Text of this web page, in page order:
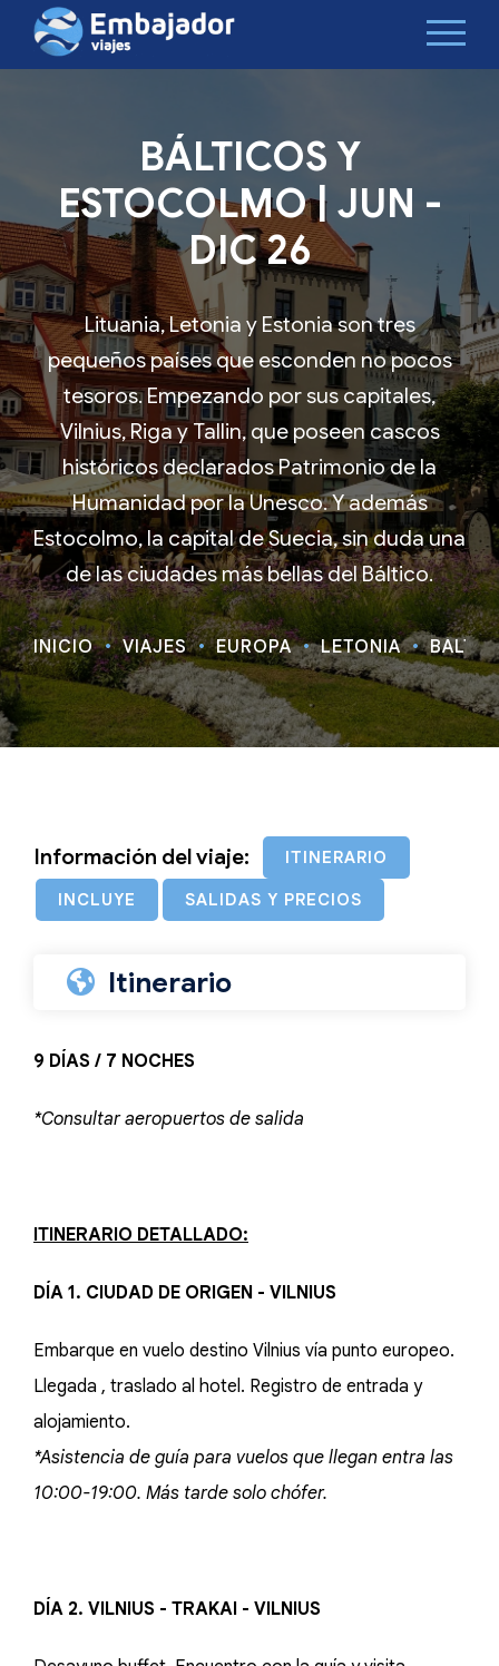
BÁLTICOS Y
ESTOCOLMO | JUN -
DIC 26
Lituania, Letonia y Estonia son tres
pequeños países que esconden no pocos
tesoros. Empezando por sus capitales,
Vilnius, Riga y Tallin, que poseen cascos
históricos declarados Patrimonio de la
Humanidad por la Unesco. Y además
Estocolmo, la capital de Suecia, sin duda una
de las ciudades más bellas del Báltico.
INICIO VIAJES EUROPA LETONIA
Información del viaje: ITINERARIO
INCLUYE SALIDAS Y PRECIOS
Itinerario
9 DÍAS / 7 NOCHES
*Consultar aeropuertos de salida
ITINERARIO DETALLADO:
DÍA 1. CIUDAD DE ORIGEN - VILNIUS
Embarque en vuelo destino Vilnius vía punto europeo.
Llegada , traslado al hotel. Registro de entrada y
alojamiento.
*Asistencia de guía para vuelos que llegan entra las
10:00-19:00. Más tarde solo chófer.
DÍA 2. VILNIUS - TRAKAI - VILNIUS